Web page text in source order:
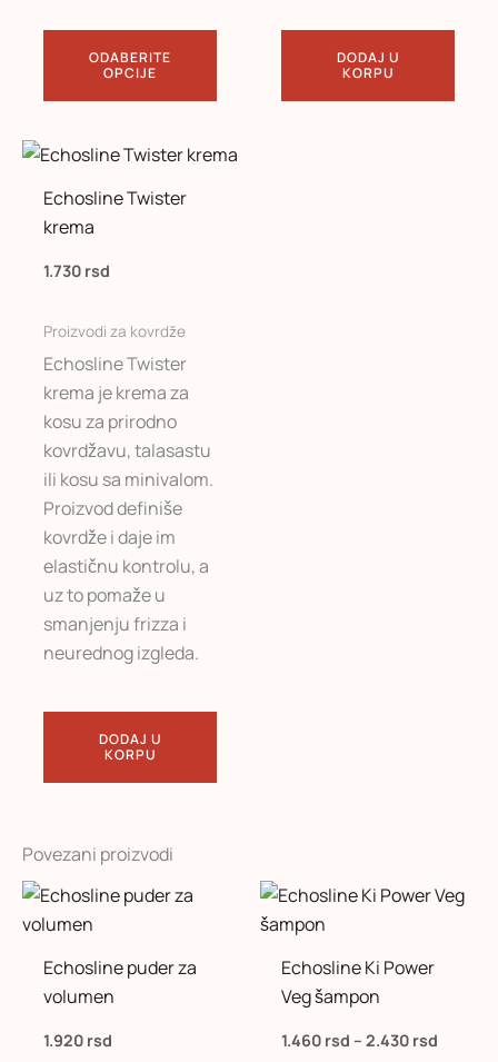
ODABERITE
OPCIJE
DODAJ U
KORPU
Echosline Twister
krema
1.730 rsd
Proizvodi za kovrdže
Echosline Twister
krema je krema za
kosu za prirodno
kovrdžavu, talasastu
ili kosu sa minivalom.
Proizvod definiše
kovrdže i daje im
elastičnu kontrolu, a
uz to pomaže u
smanjenju frizza i
neurednog izgleda.
DODAJ U
KORPU
Povezani proizvodi
Echosline puder za
volumen
1.920 rsd
Echosline Ki Power
Veg šampon
1.460 rsd – 2.430 rsd
Raspon
cena:
Ovaj
proizvod
više
varijanti.
Opcije